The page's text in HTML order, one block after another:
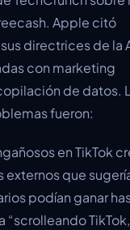
Apple citó
directrices de la
con marketing
de datos.
fueron:
en TikTok
externos que
podían ganar
“scrolleando